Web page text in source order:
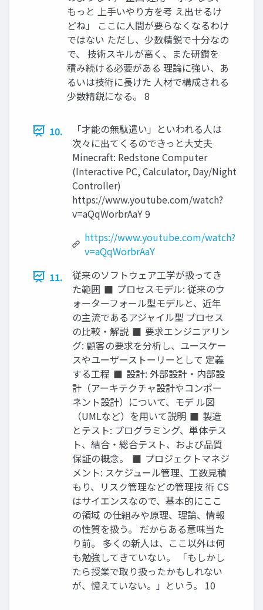
もっと 上手いやり方を考 え出せるけ
どね」 ここに人間が要らなくなるわけ
ではない ただし、少数精鋭で十分なの
で、 技術スキルが高く、また研鑽を
積み続ける必要がある 理論に強い、あ
るいは技術に長けた 人材で構成される
少数精鋭になる。 8
10.
「才能の無駄遣い」といわれる人は
次々に出てくるのできっと大丈夫
Minecraft: Redstone Computer
(Interactive PC, Calculator, Day/Night
Controller)
https://www.youtube.com/watch?
v=aQqWorbrAaY 9
https://www.youtube.com/watch?
v=aQqWorbrAaY
11.
従来のソフトウェア工学が扱ってき
た範囲 ◼ プロセスモデル: 従来のウ
ォーターフォール型モデルと、近年
の主流であるアジャイル型 プロセス
の比較・解説 ◼ 要求エンジニアリン
グ: 顧客の要求を分析し、ユースケー
スやユーザーストーリーとして 定義
する工程 ◼ 設計: 外部設計・内部設
計（アーキテクチャ設計やコンポー
ネント設計）について、モデ ル図
（UMLなど）を用いて説明 ◼ 製造
とテスト: プログラミング、単体テス
ト、結合・総合テスト、および品質
保証の概念。 ◼ プロジェクトマネジ
メント: スケジュール管理、工数見積
もり、リスク管理などの管理技 術 CS
はサイエンスなので、基本的にここ
の領域 の仕組みや原理、理論、情報
の性質を扱う。 だからある意味当た
り前。 多くの新人は、ここ以外は何
も勉強してきていない。 「もしかし
たら授業で取り扱ったかもしれない
が、憶えていない。」という。 10